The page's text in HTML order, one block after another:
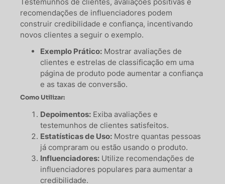
recomendações de influenciadores podem
construir credibilidade e confiança, incentivando
novos clientes a seguir o exemplo.
Exemplo Prático: Mostrar avaliações de
clientes e estrelas de classificação em uma
página de produto pode aumentar a confiança
e as taxas de conversão.
Como Utilizar:
Depoimentos: Exiba avaliações e
testemunhos de clientes satisfeitos.
Estatísticas de Uso: Mostre quantas pessoas
já compraram ou estão usando o produto.
Influenciadores: Utilize recomendações de
influenciadores populares para aumentar a
credibilidade.